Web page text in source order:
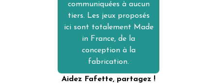
communiquées à aucun
tiers. Les jeux proposés
ici sont totalement Made
in France, de la
conception à la
fabrication.
Aidez Fafette, partagez !